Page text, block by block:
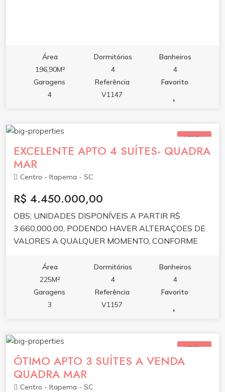
Área
196,90M²
Dormitórios
4
Banheiros
4
Garagens
4
Referência
V1147
Favorito
VENDA
EXCELENTE APTO 4 SUÍTES- QUADRA
MAR
Centro - Itapema - SC
R$ 4.450.000,00
OBS; UNIDADES DISPONÍVEIS A PARTIR R$
3.660,000,00, PODENDO HAVER ALTERAÇOES DE
VALORES A QUALQUER MOMENTO, CONFORME
Área
225M²
Dormitórios
4
Banheiros
4
Garagens
3
Referência
V1157
Favorito
VENDA
ÓTIMO APTO 3 SUÍTES A VENDA
QUADRA MAR
Centro - Itapema - SC